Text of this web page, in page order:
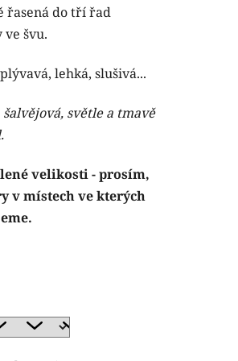
řasená do tří řad
ve švu.
lehká, slušivá...
světle a tmavě
velikosti - prosím,
v místech ve kterých